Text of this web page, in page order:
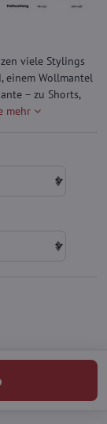
viele Stylings
einem Wollmantel
– zu Shorts,
mehr